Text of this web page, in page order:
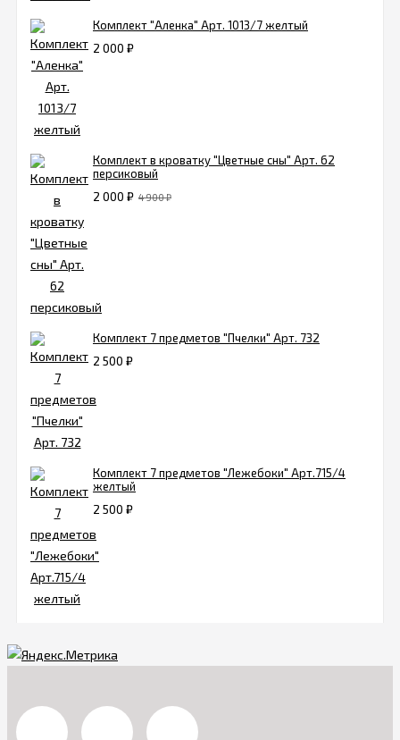
Комплект "Аленка" Арт. 1013/7 желтый
2 000 ₽
Комплект в кроватку "Цветные сны" Арт. 62
персиковый
2 000 ₽ 4 900₽
Комплект 7 предметов "Пчелки" Арт. 732
2 500 ₽
Комплект 7 предметов "Лежебоки" Арт.715/4
желтый
2 500 ₽